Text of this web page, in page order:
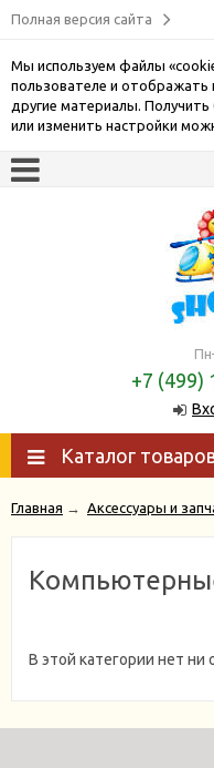
Полная версия сайта
Мы используем файлы
пользователе и
другие материалы.
или изменить настройки
+7 (499)
Каталог
Главная → Аксессуары и
В этой категории нет ни